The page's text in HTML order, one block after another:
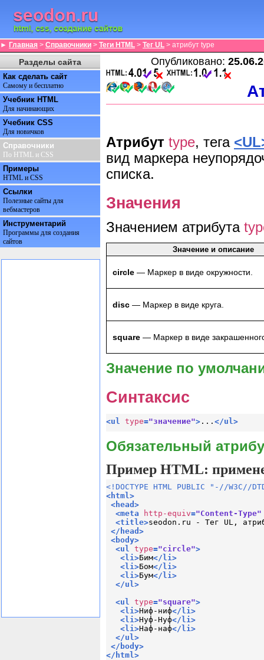
► Главная > Справочники > Теги HTML > Тег UL > атрибут type
Опубликовано:
Атрибут type, тега
вид маркера
списка.
Значения
Значением атрибута
Значение и описание
circle — Маркер в виде окружности.
disc — Маркер в виде круга.
square — Маркер в виде
Значение по
Синтаксис
<ul type="значение"> ... </ul>
Обязательный
Пример HTML:
<!DOCTYPE HTML PUBLIC "-//
< html>
< head >
<meta http-equiv="Content-Type"
<title>seodon.ru - Тег UL,
</ head >
<body>
<ul type="circle">
<li>Бим</ li>
<li>Бом</ li>
<li>Бум</ li>
</ul>
<ul type="square">
<li>Ниф-ниф</ li>
<li>Нуф-Нуф</ li>
<li>Наф-наф</ li>
</ul>
</ body>
</ html>
Разделы сайта
Как сделать сайт
Самому и бесплатно
Учебник HTML
Для начинающих
Учебник CSS
Для новичков
Справочники
По HTML и CSS
Примеры
HTML и CSS
Ссылки
Полезные сайты для
вебмастеров
Инструментарий
Программы для создания
сайтов